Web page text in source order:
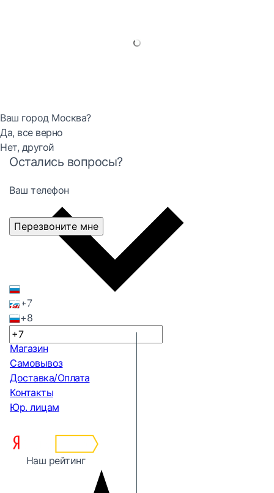
Ваш город Москва?
Да, все верно
Нет, другой
Остались вопросы?
Ваш телефон
+7
+8
Перезвоните мне
Магазин
Самовывоз
Доставка/Оплата
Контакты
Юр. лицам
Наш рейтинг